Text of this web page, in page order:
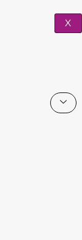
περιεχόμενο
X